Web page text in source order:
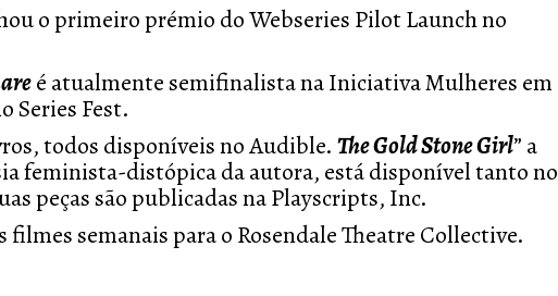
o primeiro prémio do Webseries Pilot Launch no
é atualmente semifinalista na Iniciativa Mulheres em
Series Fest.
todos disponíveis no Audible. The Gold Stone Girl” a
feminista-distópica da autora, está disponível tanto no
peças são publicadas na Playscripts, Inc.
semanais para o Rosendale Theatre Collective.